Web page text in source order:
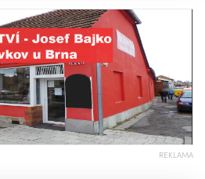
REKLAMA